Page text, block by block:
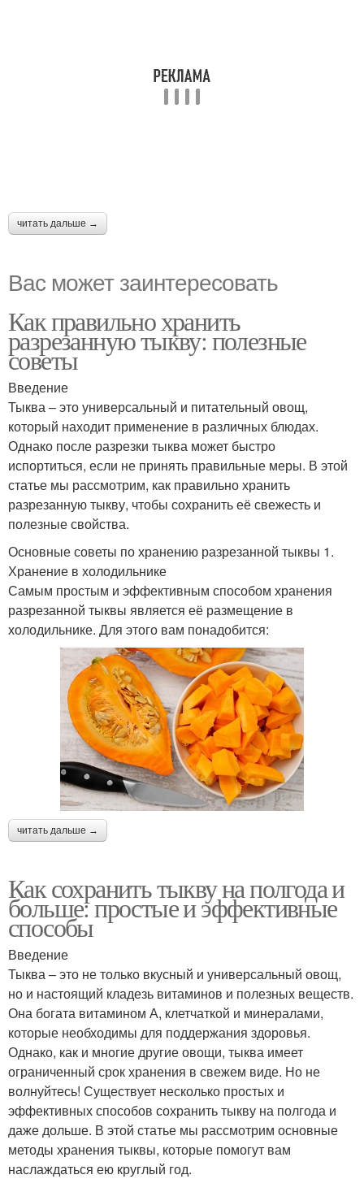
читать дальше →
Вас может заинтересовать
Как правильно хранить
разрезанную тыкву: полезные
советы
Введение
Тыква – это универсальный и питательный овощ,
который находит применение в различных блюдах.
Однако после разрезки тыква может быстро
испортиться, если не принять правильные меры. В этой
статье мы рассмотрим, как правильно хранить
разрезанную тыкву, чтобы сохранить её свежесть и
полезные свойства.
Основные советы по хранению разрезанной тыквы 1.
Хранение в холодильнике
Самым простым и эффективным способом хранения
разрезанной тыквы является её размещение в
холодильнике. Для этого вам понадобится:
читать дальше →
Как сохранить тыкву на полгода и
больше: простые и эффективные
способы
Введение
Тыква – это не только вкусный и универсальный овощ,
но и настоящий кладезь витаминов и полезных веществ.
Она богата витамином А, клетчаткой и минералами,
которые необходимы для поддержания здоровья.
Однако, как и многие другие овощи, тыква имеет
ограниченный срок хранения в свежем виде. Но не
волнуйтесь! Существует несколько простых и
эффективных способов сохранить тыкву на полгода и
даже дольше. В этой статье мы рассмотрим основные
методы хранения тыквы, которые помогут вам
наслаждаться ею круглый год.